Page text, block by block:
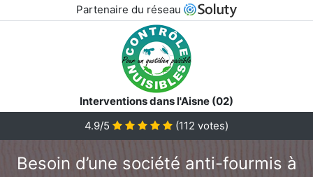
Partenaire du réseau
Interventions dans l'Aisne (02)
4.9/5
(112 votes)
Besoin d’une société anti-fourmis à